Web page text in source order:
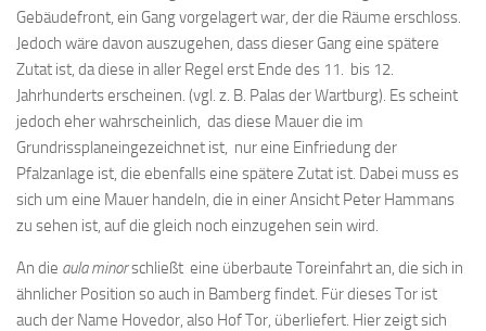
Gebäudefront, ein Gang vorgelagert war, der die Räume erschloss.
Jedoch wäre davon auszugehen, dass dieser Gang eine spätere
Zutat ist, da diese in aller Regel erst Ende des 11. bis 12.
Jahrhunderts erscheinen. (vgl. z. B. Palas der Wartburg). Es scheint
jedoch eher wahrscheinlich, das diese Mauer die im
Grundrissplaneingezeichnet ist, nur eine Einfriedung der
Pfalzanlage ist, die ebenfalls eine spätere Zutat ist. Dabei muss es
sich um eine Mauer handeln, die in einer Ansicht Peter Hammans
zu sehen ist, auf die gleich noch einzugehen sein wird.
An die aula minorschließt eine überbaute Toreinfahrt an, die sich in
ähnlicher Position so auch in Bamberg findet. Für dieses Tor ist
auch der Name Hovedor, also Hof Tor, überliefert. Hier zeigt sich